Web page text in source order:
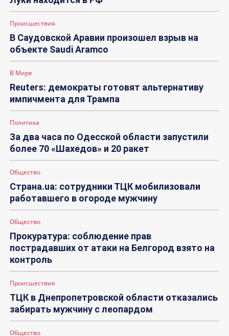
Происшествия
В Саудовской Аравии произошел взрыв на
объекте Saudi Aramco
В Мире
Reuters: демократы готовят альтернативу
импичмента для Трампа
Политика
За два часа по Одесской области запустили
более 70 «Шахедов» и 20 ракет
Общество
Страна.ua: сотрудники ТЦК мобилизовали
работавшего в огороде мужчину
Общество
Прокуратура: соблюдение прав
пострадавших от атаки на Белгород взято на
контроль
Происшествия
ТЦК в Днепропетровской области отказались
забирать мужчину с леопардом
Общество